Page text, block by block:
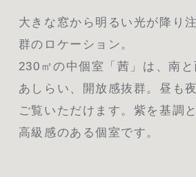
大きな窓から明るい光が降り
群のロケーション。
230㎡の中個室「茜」は、南
あしらい、開放感抜群。昼も
ご覧いただけます。紫を基調
高級感のある個室です。